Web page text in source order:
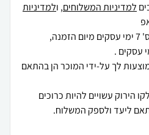
למדיניות המשלוחים, ולמדיניות
לך על-ידי המוכר הן בהתאם
הירוק עשויים להיות כרוכים
ליעד ולספק המשלוח.